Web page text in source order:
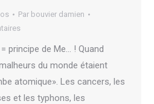
Par bouvier damien
principe de Me… ! Quand
du monde étaient
atomique». Les cancers, les
et les typhons, les